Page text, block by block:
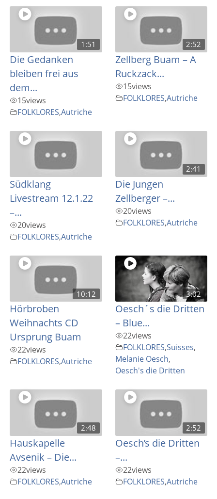
1:51
Die Gedanken
bleiben frei aus
dem...
15views
FOLKLORES,Autriche
2:52
Zellberg Buam – A
Ruckzack...
15views
FOLKLORES,Autriche
Südklang
Livestream 12.1.22
–...
20views
FOLKLORES,Autriche
2:41
Die Jungen
Zellberger –...
20views
FOLKLORES,Autriche
10:12
Hörbroben
Weihnachts CD
Ursprung Buam
22views
FOLKLORES,Autriche
3:02
Oesch´s die Dritten
– Blue...
22views
FOLKLORES,Suisses,
Melanie Oesch,
Oesch's die Dritten
2:48
Hauskapelle
Avsenik – Die...
22views
FOLKLORES,Autriche
2:52
Oesch’s die Dritten
–...
22views
FOLKLORES,Autriche